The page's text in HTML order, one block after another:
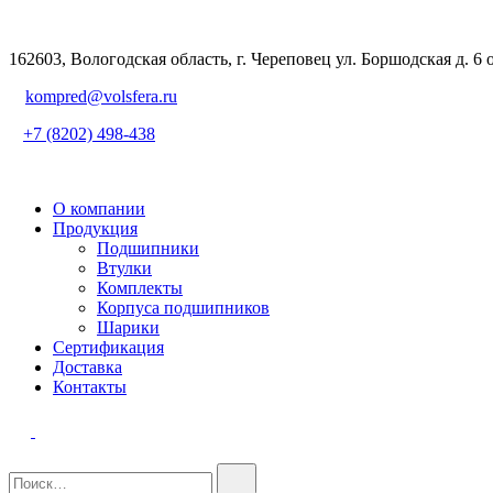
162603, Вологодская область, г. Череповец ул. Боршодская д. 6
kompred@volsfera.ru
+7 (8202) 498-438
О компании
Продукция
Подшипники
Втулки
Комплекты
Корпуса подшипников
Шарики
Сертификация
Доставка
Контакты